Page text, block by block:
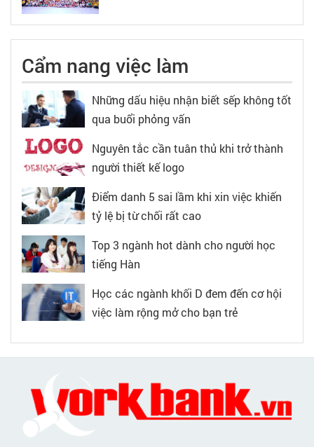
Cẩm nang việc làm
Những dấu hiệu nhận biết sếp không tốt
qua buổi phỏng vấn
Nguyên tắc cần tuân thủ khi trở thành
người thiết kế logo
Điểm danh 5 sai lầm khi xin việc khiến
tỷ lệ bị từ chối rất cao
Top 3 ngành hot dành cho người học
tiếng Hàn
Học các ngành khối D đem đến cơ hội
việc làm rộng mở cho bạn trẻ